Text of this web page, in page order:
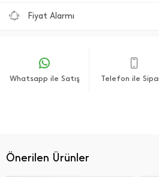
Fiyat Alarmı
Whatsapp ile Satış Telefon ile
Önerilen Ürünler